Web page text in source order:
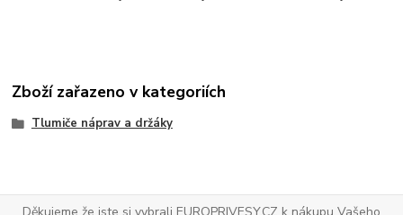
Zboží zařazeno v kategoriích
Tlumiče náprav a držáky